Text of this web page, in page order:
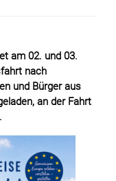
am 02. und 03.
nach
und Bürger aus
an der Fahrt